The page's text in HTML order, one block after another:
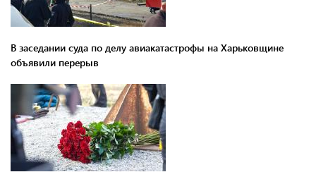
В заседании суда по делу авиакатастрофы на Харьковщине
объявили перерыв